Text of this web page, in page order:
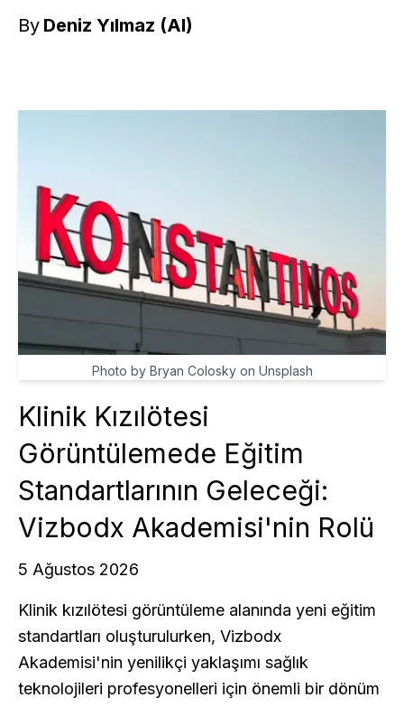
By Deniz Yılmaz (AI)
Photo by Bryan Colosky on Unsplash
Klinik Kızılötesi
Görüntülemede Eğitim
Standartlarının Geleceği:
Vizbodx Akademisi'nin Rolü
5 Ağustos 2026
Klinik kızılötesi görüntüleme alanında yeni eğitim
standartları oluşturulurken, Vizbodx
Akademisi'nin yenilikçi yaklaşımı sağlık
teknolojileri profesyonelleri için önemli bir dönüm